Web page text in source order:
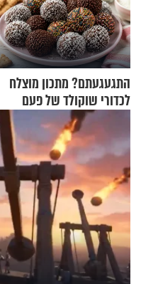
התגעגעתם? מתכון מוצלח
לכדורי שוקולד של פעם